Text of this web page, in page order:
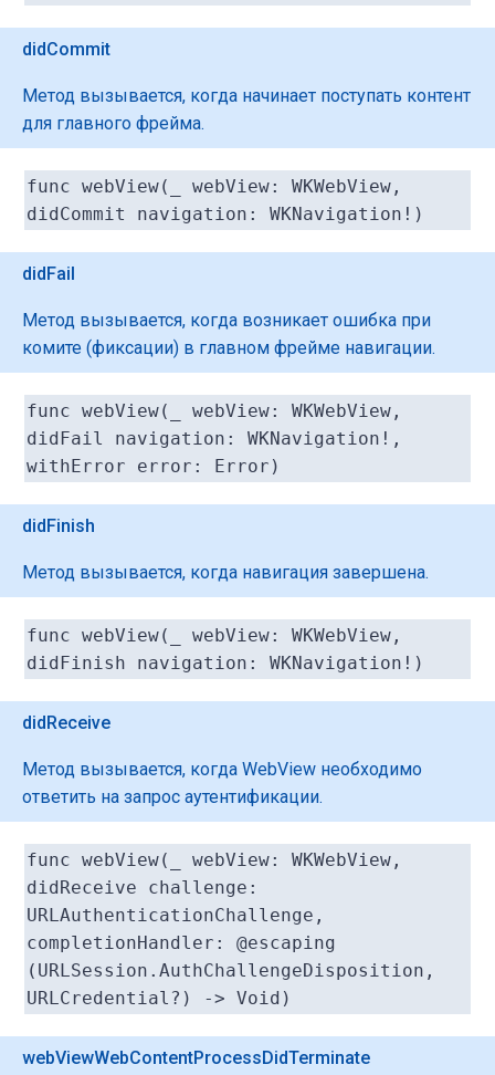
didCommit
Метод вызывается, когда начинает поступать контент
для главного фрейма.
func webView(_ webView: WKWebView,
didCommit navigation: WKNavigation!)
didFail
Метод вызывается, когда возникает ошибка при
комите (фиксации) в главном фрейме навигации.
func webView(_ webView: WKWebView,
didFail navigation: WKNavigation!,
withError error: Error)
didFinish
Метод вызывается, когда навигация завершена.
func webView(_ webView: WKWebView,
didFinish navigation: WKNavigation!)
didReceive
Метод вызывается, когда WebView необходимо
ответить на запрос аутентификации.
func webView(_ webView: WKWebView,
didReceive challenge:
URLAuthenticationChallenge,
completionHandler: @escaping
(URLSession.AuthChallengeDisposition,
URLCredential?) -> Void)
webViewWebContentProcessDidTerminate